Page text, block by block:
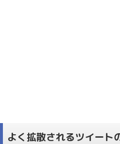
よく拡散されるツイート